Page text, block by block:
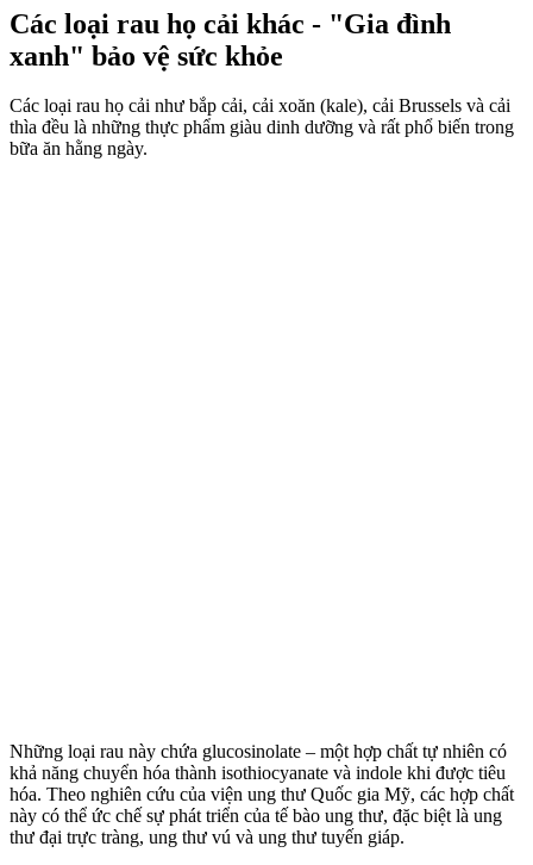
Các loại rau họ cải khác - "Gia đình
xanh" bảo vệ sức khỏe
Các loại rau họ cải như bắp cải, cải xoăn (kale), cải Brussels và cải
thìa đều là những thực phẩm giàu dinh dưỡng và rất phổ biến trong
bữa ăn hằng ngày.
Những loại rau này chứa glucosinolate – một hợp chất tự nhiên có
khả năng chuyển hóa thành isothiocyanate và indole khi được tiêu
hóa. Theo nghiên cứu của viện ung thư Quốc gia Mỹ, các hợp chất
này có thể ức chế sự phát triển của tế bào ung thư, đặc biệt là ung
thư đại trực tràng, ung thư v‌ú và ung thư tuyến giáp.